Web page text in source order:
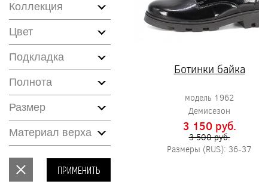
Коллекция
Цвет
Подкладка
Полнота
Размер
Материал верха
ПРИМЕНИТЬ
Ботинки байка
модель 1962
Демисезон
3 150 pуб.
3 500 pуб.
Размеры (RUS): 36-37